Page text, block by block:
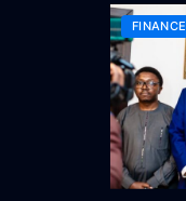
FINANCE